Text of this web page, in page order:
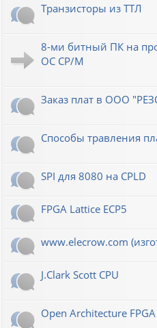
Транзисторы из ТТЛ
8-ми битный ПК на
ОС СР/М
Заказ плат в ООО
Способы травления
SPI для 8080 на CPLD
FPGA Lattice ECP5
www.elecrow.com
J.Clark Scott CPU
Open Architecture FPGA